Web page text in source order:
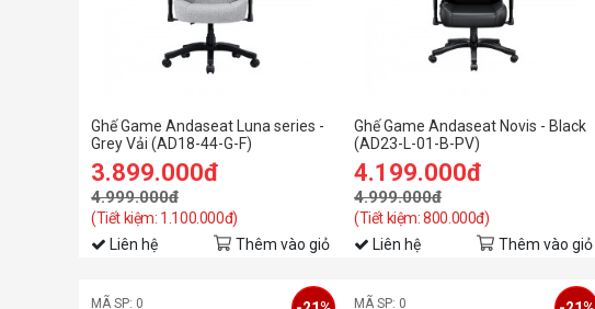
Ghế Game Andaseat Luna series -
Grey Vải (AD18-44-G-F)
3.899.000đ
4.999.000đ
(Tiết kiệm: 1.100.000đ)
Liên hệ Thêm vào giỏ
Ghế Game Andaseat Novis - Black
(AD23-L-01-B-PV)
4.199.000đ
4.999.000đ
(Tiết kiệm: 800.000đ)
Liên hệ Thêm vào giỏ
MÃ SP: 0 MÃ SP: 0